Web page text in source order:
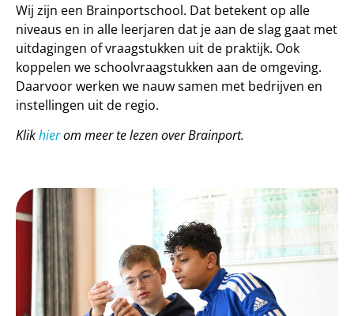
Wij zijn een Brainportschool. Dat betekent op alle
niveaus en in alle leerjaren dat je aan de slag gaat met
uitdagingen of vraagstukken uit de praktijk. Ook
koppelen we schoolvraagstukken aan de omgeving.
Daarvoor werken we nauw samen met bedrijven en
instellingen uit de regio.
Klikhierom meer te lezen over Brainport.